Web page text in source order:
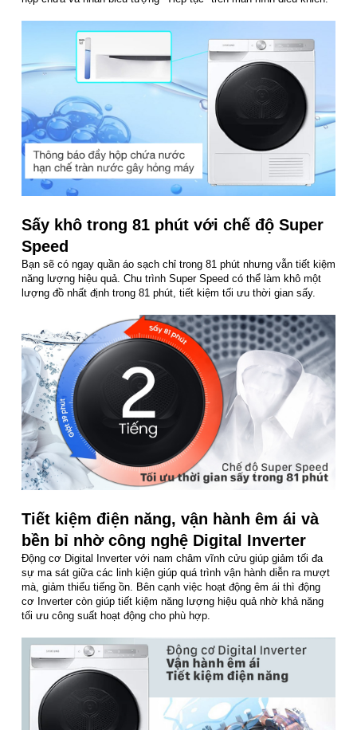
Sấy khô trong 81 phút với chế độ Super
Speed
Bạn sẽ có ngay quần áo sạch chỉ trong 81 phút nhưng vẫn tiết kiệm
năng lượng hiệu quả. Chu trình Super Speed có thể làm khô một
lượng đồ nhất định trong 81 phút, tiết kiệm tối ưu thời gian sấy.
Tiết kiệm điện năng, vận hành êm ái và
bền bỉ nhờ công nghệ Digital Inverter
Động cơ Digital Inverter với nam châm vĩnh cửu giúp giảm tối đa
sự ma sát giữa các linh kiện giúp quá trình vận hành diễn ra mượt
mà, giảm thiểu tiếng ồn. Bên cạnh việc hoạt động êm ái thì động
cơ Inverter còn giúp tiết kiệm năng lượng hiệu quả nhờ khả năng
tối ưu công suất hoạt động cho phù hợp.